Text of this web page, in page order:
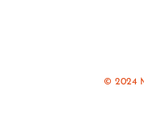
© 2024